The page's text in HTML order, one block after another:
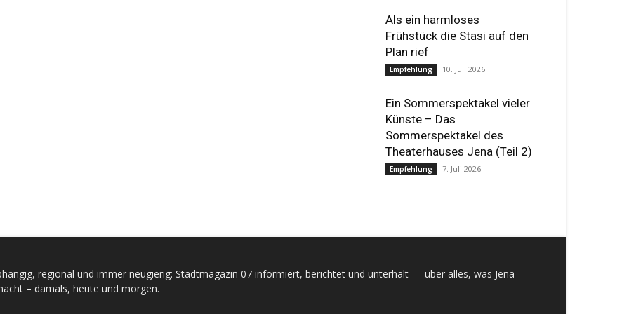
Als ein harmloses
Frühstück die Stasi auf den
Plan rief
Empfehlung 10. Juli 2026
Ein Sommerspektakel vieler
Künste – Das
Sommerspektakel des
Theaterhauses Jena (Teil 2)
Empfehlung 7. Juli 2026
regional und immer neugierig: Stadtmagazin 07 informiert, berichtet und unterhält — über alles, was Jena
– damals, heute und morgen.